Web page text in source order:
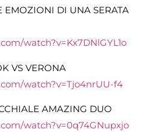
EMOZIONI DI UNA SERATA
watch?v=Kx7DNlGYL1o
VS VERONA
watch?v=Tjo4nrUU-f4
AMAZING DUO
watch?v=0q74GNupxjo